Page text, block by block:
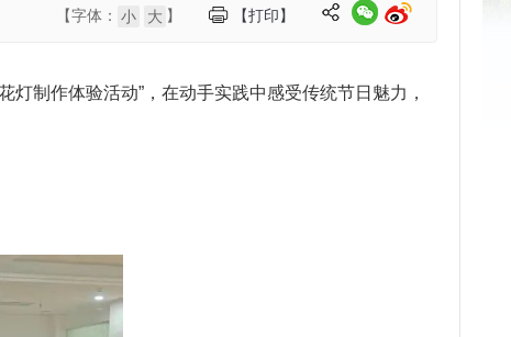
【打印】
【字体： 小 大 】
制作体验活动”，在动手实践中感受传统节日魅力，